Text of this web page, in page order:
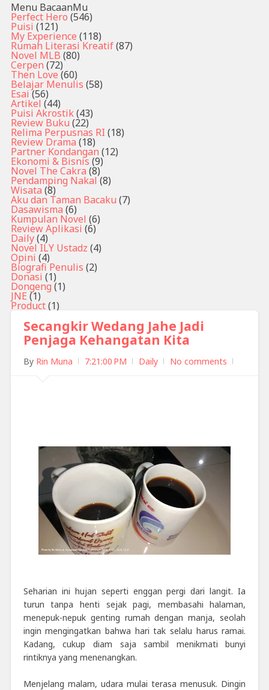
Menu BacaanMu
Perfect Hero (546)
Puisi (121)
My Experience (118)
Rumah Literasi Kreatif(87)
Novel MLB (80)
Cerpen (72)
Then Love (60)
Belajar Menulis (58)
Esai (56)
Artikel (44)
Puisi Akrostik(43)
Review Buku (22)
Relima Perpusnas RI (18)
Review Drama (18)
Partner Kondangan (12)
Ekonomi & Bisnis (9)
Novel The Cakra (8)
Pendamping Nakal (8)
Wisata (8)
Aku dan Taman Bacaku (7)
Dasawisma (6)
Kumpulan Novel (6)
Review Aplikasi (6)
Daily(4)
Novel ILY Ustadz (4)
Opini (4)
Biografi Penulis (2)
Donasi (1)
Dongeng (1)
JNE (1)
Product(1)
Secangkir Wedang Jahe Jadi
Penjaga Kehangatan Kita
By Rin Muna 7:21:00 PM Daily No comments
Seharian ini hujan seperti enggan pergi dari langit. Ia
turun tanpa henti sejak pagi, membasahi halaman,
menepuk-nepuk genting rumah dengan manja, seolah
ingin mengingatkan bahwa hari tak selalu harus ramai.
Kadang, cukup diam saja sambil menikmati bunyi
rintiknya yang menenangkan.
Menjelang malam, udara mulai terasa menusuk. Dingin